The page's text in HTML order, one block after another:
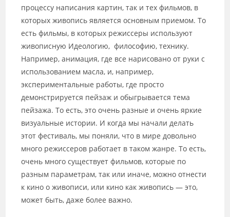
процессу написания картин, так и тех фильмов, в
которых живопись является основным приемом. То
есть фильмы, в которых режиссеры используют
живописную Идеологию, философию, технику.
Например, анимация, где все нарисовано от руки с
использованием масла, и, например,
экспериментальные работы, где просто
демонстрируется пейзаж и обыгрывается тема
пейзажа. То есть, это очень разные и очень яркие
визуальные истории. И когда мы начали делать
этот фестиваль, мы поняли, что в мире довольно
много режиссеров работает в таком жанре. То есть,
очень много существует фильмов, которые по
разным параметрам, так или иначе, можно отнести
к кино о живописи, или кино как живопись — это,
может быть, даже более важно.